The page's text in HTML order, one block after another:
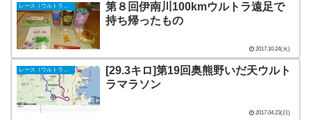
レース（ウルトラマラソン）
第８回伊南川100kmウルトラ遠足で
持ち帰ったもの
2017.10.24(火)
[29.3キロ]第19回奥熊野いだ天ウルト
ラマラソン
2017.04.23(日)